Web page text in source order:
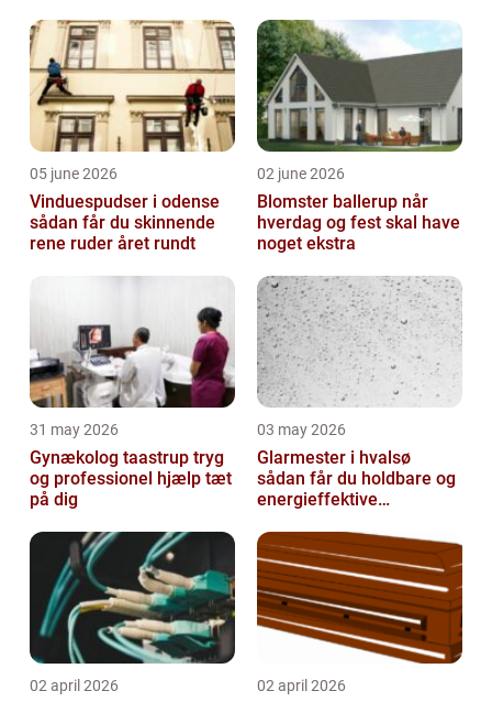
05 june 2026
Vinduespudser i odense
sådan får du skinnende
rene ruder året rundt
02 june 2026
Blomster ballerup når
hverdag og fest skal have
noget ekstra
31 may 2026
Gynækolog taastrup tryg
og professionel hjælp tæt
på dig
03 may 2026
Glarmester i hvalsø
sådan får du holdbare og
energieffektive
02 april 2026 02 april 2026